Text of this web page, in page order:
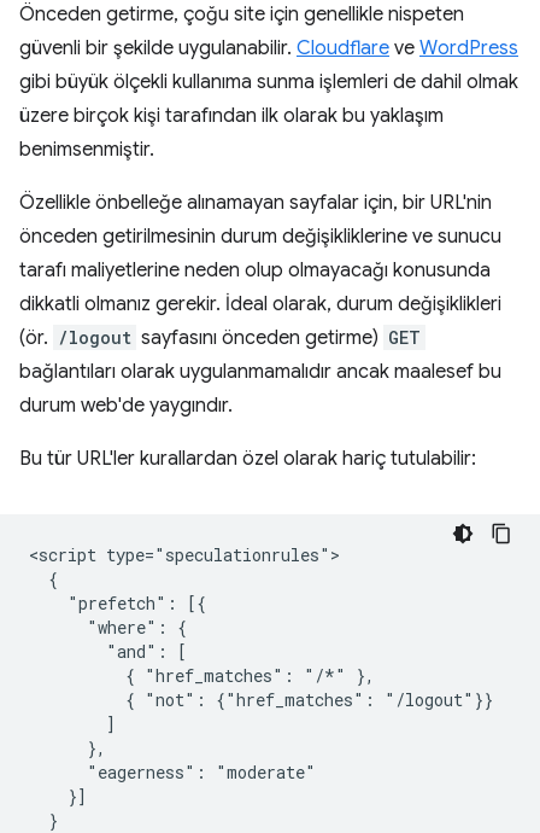
Önceden getirme, çoğu site için genellikle nispeten
güvenli bir şekilde uygulanabilir. Cloudflare ve WordPress
gibi büyük ölçekli kullanıma sunma işlemleri de dahil olmak
üzere birçok kişi tarafından ilk olarak bu yaklaşım
benimsenmiştir.
Özellikle önbelleğe alınamayan sayfalar için, bir URL'nin
önceden getirilmesinin durum değişikliklerine ve sunucu
tarafı maliyetlerine neden olup olmayacağı konusunda
dikkatli olmanız gerekir. İdeal olarak, durum değişiklikleri
(ör. /logout sayfasını önceden getirme) GET
bağlantıları olarak uygulanmamalıdır ancak maalesef bu
durum web'de yaygındır.
Bu tür URL'ler kurallardan özel olarak hariç tutulabilir:
<script type="speculationrules">
  {
    "prefetch": [{
      "where": {
        "and": [
          { "href_matches": "/*" },
          { "not": {"href_matches": "/logout"}}
        ]
      },
      "eagerness": "moderate"
    }]
  }